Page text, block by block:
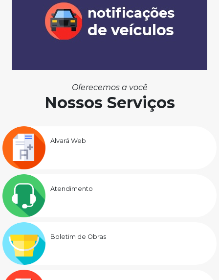
Oferecemos a você
Nossos Serviços
Alvará Web
Atendimento
Boletim de Obras